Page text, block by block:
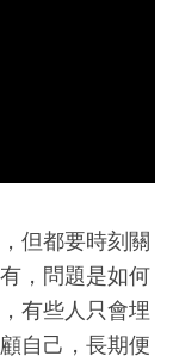
但都要時刻關
，問題是如何
有些人只會埋
自己，長期便